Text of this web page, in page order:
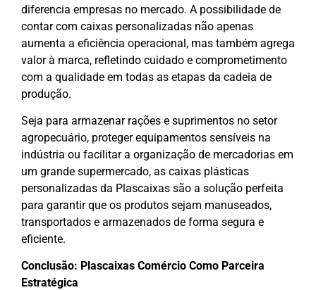
diferencia empresas no mercado. A possibilidade de
contar com caixas personalizadas não apenas
aumenta a eficiência operacional, mas também agrega
valor à marca, refletindo cuidado e comprometimento
com a qualidade em todas as etapas da cadeia de
produção.
Seja para armazenar rações e suprimentos no setor
agropecuário, proteger equipamentos sensíveis na
indústria ou facilitar a organização de mercadorias em
um grande supermercado, as caixas plásticas
personalizadas da Plascaixas são a solução perfeita
para garantir que os produtos sejam manuseados,
transportados e armazenados de forma segura e
eficiente.
Conclusão: Plascaixas Comércio Como Parceira
Estratégica